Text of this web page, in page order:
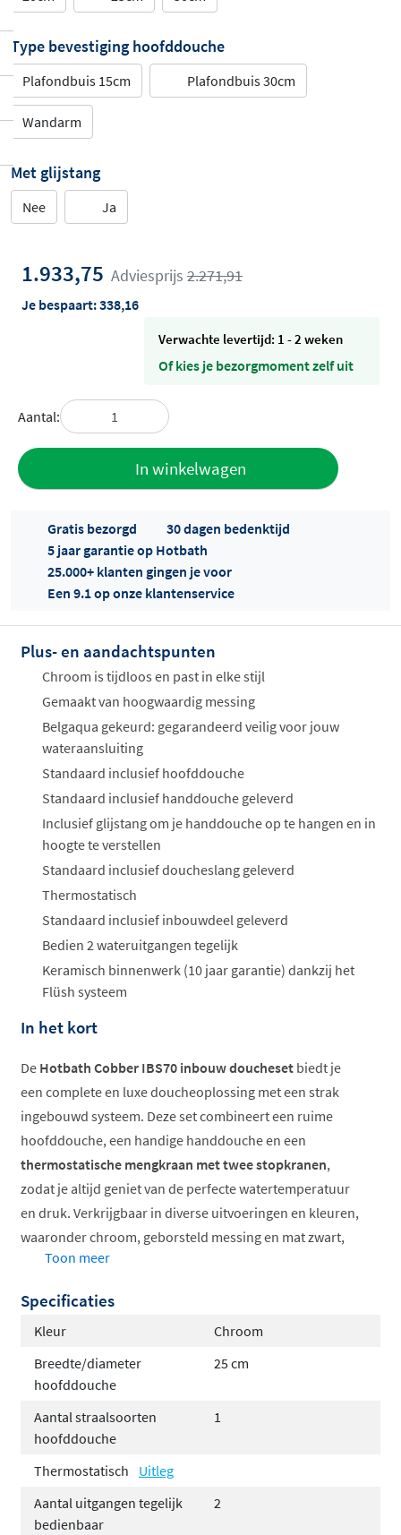
Type bevestiging hoofddouche
Plafondbuis 15cm Plafondbuis 30cm
Wandarm
Met glijstang
Nee Ja
1.933,75 Adviesprijs 2.271,91
Je bespaart:338,16
Verwachte levertijd: 1 - 2 weken
Of kies je bezorgmoment zelf uit
Aantal:
In winkelwagen
Offertes
ophalen...
Gratis bezorgd
30 dagen bedenktijd
5 jaar garantie op Hotbath
25.000+ klanten gingen je voor
Een 9.1 op onze klantenservice
Plus- en aandachtspunten
Chroom is tijdloos en past in elke stijl
Gemaakt van hoogwaardig messing
Belgaqua gekeurd: gegarandeerd veilig voor jouw
wateraansluiting
Standaard inclusief hoofddouche
Standaard inclusief handdouche geleverd
Inclusief glijstang om je handdouche op te hangen en in
hoogte te verstellen
Standaard inclusief doucheslang geleverd
Thermostatisch
Standaard inclusief inbouwdeel geleverd
Bedien 2 wateruitgangen tegelijk
Keramisch binnenwerk (10 jaar garantie) dankzij het
Flüsh systeem
In het kort
De Hotbath Cobber IBS70 inbouw doucheset biedt je
een complete en luxe doucheoplossing met een strak
ingebouwd systeem. Deze set combineert een ruime
hoofddouche, een handige handdouche en een
thermostatische mengkraan met twee stopkranen,
zodat je altijd geniet van de perfecte watertemperatuur
en druk. Verkrijgbaar in diverse uitvoeringen en kleuren,
waaronder chroom, geborsteld messing en mat zwart,
past deze doucheset naadloos in elke moderne
direct aan de slag kunt met de installatie.
Hoofddouche van 20, 25 of 30 cm
Met glijstang of wandhouder
Inbouwdeel inbegrepen
Verkrijgbaar in verschillende kleuren
De Hotbath Cobber-serie: modern en
Toon meer
Specificaties
Kleur
Chroom
Breedte/diameter
hoofddouche
25 cm
Aantal straalsoorten
hoofddouche
1
Thermostatisch
Uitleg
Aantal uitgangen tegelijk
bedienbaar
2